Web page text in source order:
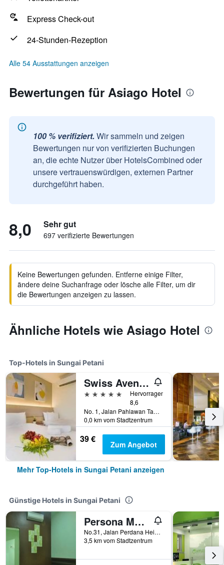
Express Check-out
24-Stunden-Rezeption
Alle 54 Ausstattungen anzeigen
Bewertungen für Asiago Hotel
100 % verifiziert. Wir sammeln und zeigen
Bewertungen nur von verifizierten Buchungen
an, die echte Nutzer über HotelsCombined oder
unsere vertrauenswürdigen, externen Partner
durchgeführt haben.
8,0 Sehr gut
697 verifizierte Bewertungen
Keine Bewertungen gefunden. Entferne einige Filter,
ändere deine Suchanfrage oder lösche alle Filter, um dir
die Bewertungen anzeigen zu lassen.
Ähnliche Hotels wie Asiago Hotel
Top-Hotels in Sungai Petani
Swiss Avenue Hotel
5 Sterne
Hervorragend
8,6
No. 1, Jalan Pahlawan Taman Pahlawan, Sungai Petani, Malaysia
0,0 km vom Stadtzentrum
39 € Zum Angebot
Mehr Top-Hotels in Sungai Petani anzeigen
Günstige Hotels in Sungai Petani
Persona Motel
No.31, Jalan Perdana Heights 2/1, Perdana Heights, Sungai Petani, Malaysia
3,5 km vom Stadtzentrum